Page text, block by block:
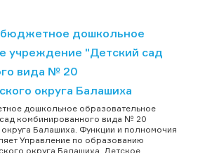
дошкольное
учреждение "Детский сад
вида № 20
округа Балашиха
дошкольное образовательное
комбинированного вида № 20
Балашиха. Функции и полномочия
Управление по образованию
округа Балашиха. Детское